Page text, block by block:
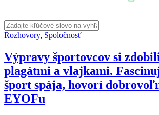
Rozhovory, Spoločnosť
Výpravy športovcov si
plagátmi a vlajkami.
šport spája, hovorí
EYOFu